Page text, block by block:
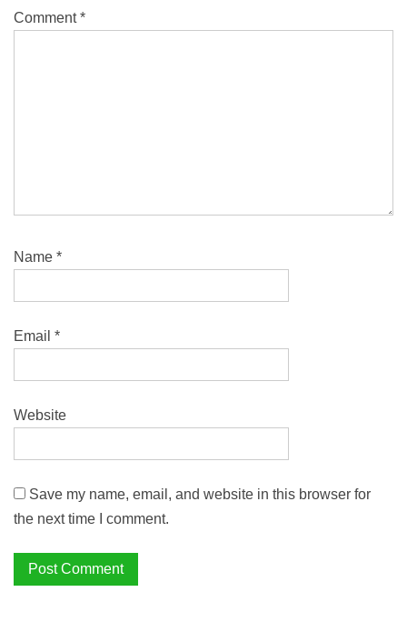
Comment*
Name *
Email *
Website
Save my name, email, and website in this browser for
the next time I comment.